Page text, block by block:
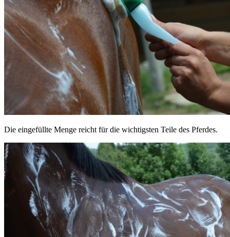
Die eingefüllte Menge reicht für die wichtigsten Teile des Pferdes.